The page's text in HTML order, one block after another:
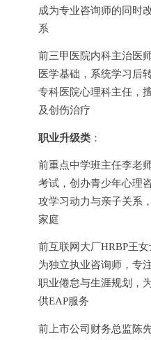
成为专业咨询师的同时
系
前三甲医院内科主治医
医学基础，系统学习后
专科医院心理科主任，
及创伤治疗
职业升级类 ：
前重点中学班主任李老
考试，创办青少年心理
攻学习动力与亲子关系
家庭
前互联网大厂HRBP王
为独立执业咨询师，专
职业倦怠与生涯规划，
供EAP服务
前上市公司财务总监陈